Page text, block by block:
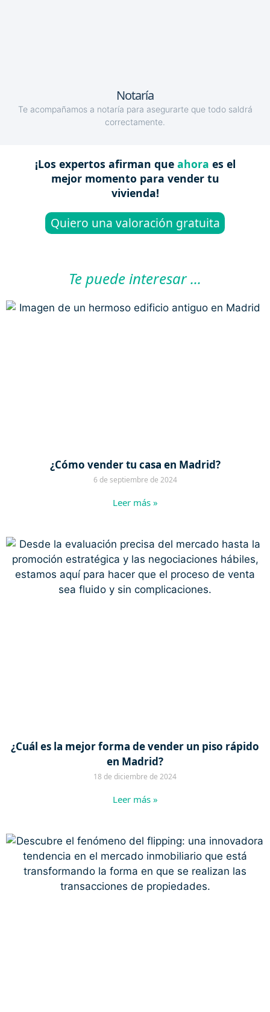
Notaría
Te acompañamos a notaría para asegurarte que todo saldrá
correctamente.
¡Los expertos afirman que ahora es el
mejor momento para vender tu
vivienda!
Quiero una valoración gratuita
Te puede interesar ...
¿Cómo vender tu casa en Madrid?
6 de septiembre de 2024
Leer más »
¿Cuál es la mejor forma de vender un piso rápido
en Madrid?
18 de diciembre de 2024
Leer más »